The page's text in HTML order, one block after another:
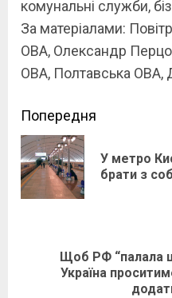
комунальні служби,
За матеріалами:
ОВА, Олександр
ОВА, Полтавська ОВА,
Continue
Reading
Попередня
У метро
брати з
Щоб РФ “палала
Україна